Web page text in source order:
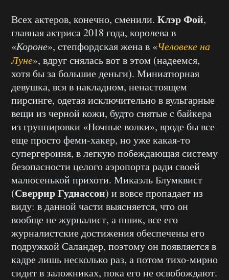
Всех актеров, конечно, сменили. Клэр Фой,
главная актриса 2018 года, королева в
«Короне», степфордская жена в «Человеке на
Луне», вдруг снялась вот в этом (надеемся,
хотя бы за большие деньги). Миниатюрная
девушка, вся в накладном, ненастоящем
пирсинге, одетая исключительно в вульгарные
вещи из черной кожи, будто снятые с байкера
из группировки «Ночные волки», вроде бы все
еще просто феми-хакер, но уже какая-то
супергероиня, в легкую побеждающая систему
безопасности целого аэропорта ради своей
малюсенькой прихоти. Микаэль Блумквист
(Сверрир Гуднассон) и вовсе пропадает из
виду: в данной части выясняется, что он
вообще не журналист, а пшик, все его
журналистские достижения обеспечены его
подружкой Саландер, поэтому он появляется в
кадре лишь несколько раз, а потом тихо-мирно
сидит в заложниках, пока его не освобождают.